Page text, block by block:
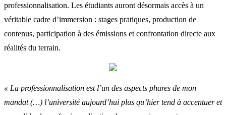
professionnalisation. Les étudiants auront désormais accès à un
véritable cadre d’immersion : stages pratiques, production de
contenus, participation à des émissions et confrontation directe aux
réalités du terrain.
« La professionnalisation est l’un des aspects phares de mon
mandat (…) l’université aujourd’hui plus qu’hier tend à accentuer et